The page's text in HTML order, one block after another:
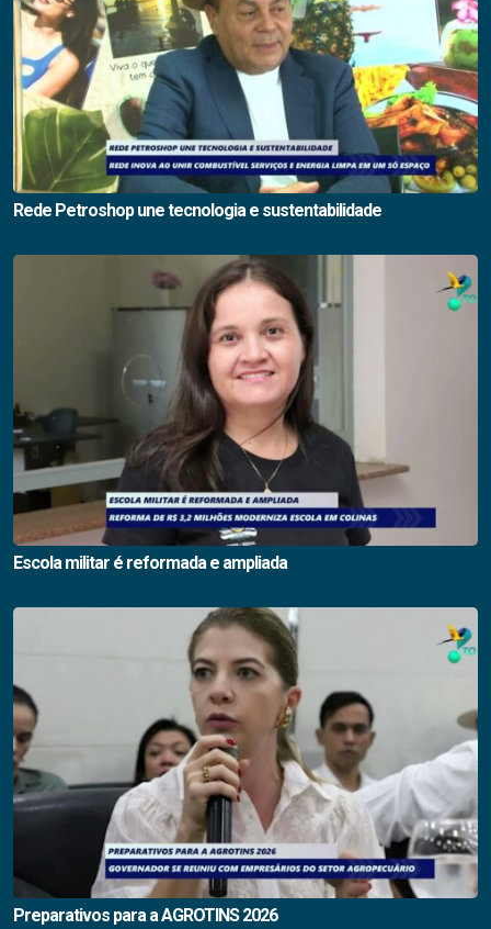
Rede Petroshop une tecnologia e sustentabilidade
Escola militar é reformada e ampliada
Preparativos para a AGROTINS 2026